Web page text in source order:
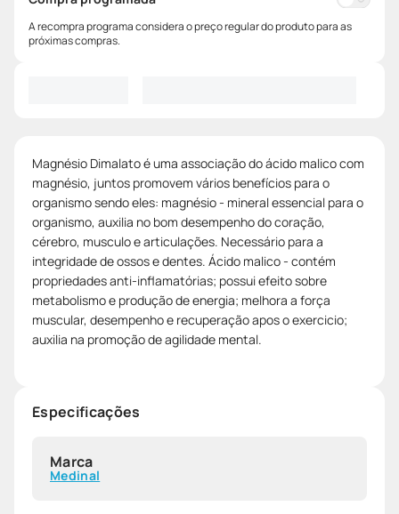
A recompra programa considera o preço regular do produto para as
próximas compras.
Magnésio Dimalato é uma associação do ácido malico com
magnésio, juntos promovem vários benefícios para o
organismo sendo eles: magnésio - mineral essencial para o
organismo, auxilia no bom desempenho do coração,
cérebro, musculo e articulações. Necessário para a
integridade de ossos e dentes. Ácido malico - contém
propriedades anti-inflamatórias; possui efeito sobre
metabolismo e produção de energia; melhora a força
muscular, desempenho e recuperação apos o exercicio;
auxilia na promoção de agilidade mental.
Especificações
Marca
Medinal